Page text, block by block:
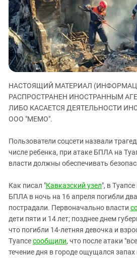
КАВКАЗ ЗА
Дагестан
Ингушетия
Кабардино-Балкария
Калмыкия
Карачаево-Черкесия
Краснодарский край
Российская Федерация
Северная Осетия - Алания
СКФО
Чечня
Южная Осетия
Южный Кавказ
ЮФО
НАСТОЯЩИЙ МАТЕРИАЛ
РАСПРОСТРАНЕН ИНОСТРАННЫМ
ЛИБО КАСАЕТСЯ ДЕЯТЕЛЬНОСТИ
ООО "МЕМО".
Пользователи соцсети назвали
числе ребенка, при атаке БПЛА на
власти должны обеспечивать
Как писал "Кавказский узел", в
БПЛА в ночь на 16 апреля погибли
пострадали. Первоначально власти
дети пяти и 14 лет; позднее днем
что погибли 14-летняя девочка и
Туапсесообщили, что после атаки
течение дня в городе ощущался